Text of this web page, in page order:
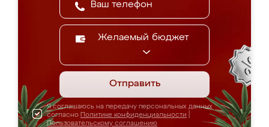
Желаемый бюджет
Отправить
Я соглашаюсь на передачу персональных данных
согласно Политике конфиденциальности
Пользовательскому соглашению